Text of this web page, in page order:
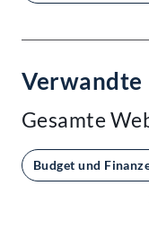
Verwandte
Gesamte
Budget und